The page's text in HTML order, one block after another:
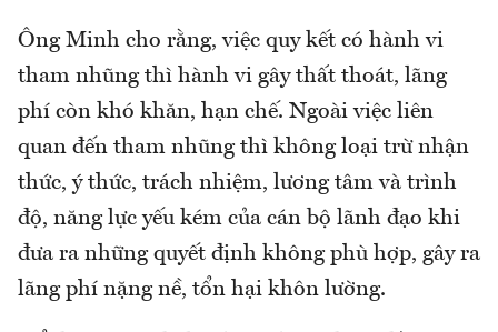
Ông Minh cho rằng, việc quy kết có hành vi
tham nhũng thì hành vi gây thất thoát, lãng
phí còn khó khăn, hạn chế. Ngoài việc liên
quan đến tham nhũng thì không loại trừ nhận
thức, ý thức, trách nhiệm, lương tâm và trình
độ, năng lực yếu kém của cán bộ lãnh đạo khi
đưa ra những quyết định không phù hợp, gây ra
lãng phí nặng nề, tổn hại khôn lường.